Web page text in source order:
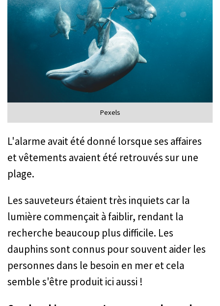
Pexels
L'alarme avait été donné lorsque ses affaires
et vêtements avaient été retrouvés sur une
plage.
Les sauveteurs étaient très inquiets car la
lumière commençait à faiblir, rendant la
recherche beaucoup plus difficile. Les
dauphins sont connus pour souvent aider les
personnes dans le besoin en mer et cela
semble s'être produit ici aussi !